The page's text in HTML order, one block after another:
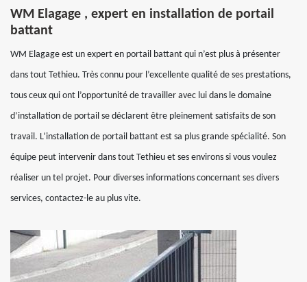
WM Elagage , expert en installation de portail
battant
WM Elagage est un expert en portail battant qui n’est plus à présenter
dans tout Tethieu. Très connu pour l’excellente qualité de ses prestations,
tous ceux qui ont l’opportunité de travailler avec lui dans le domaine
d’installation de portail se déclarent être pleinement satisfaits de son
travail. L’installation de portail battant est sa plus grande spécialité. Son
équipe peut intervenir dans tout Tethieu et ses environs si vous voulez
réaliser un tel projet. Pour diverses informations concernant ses divers
services, contactez-le au plus vite.